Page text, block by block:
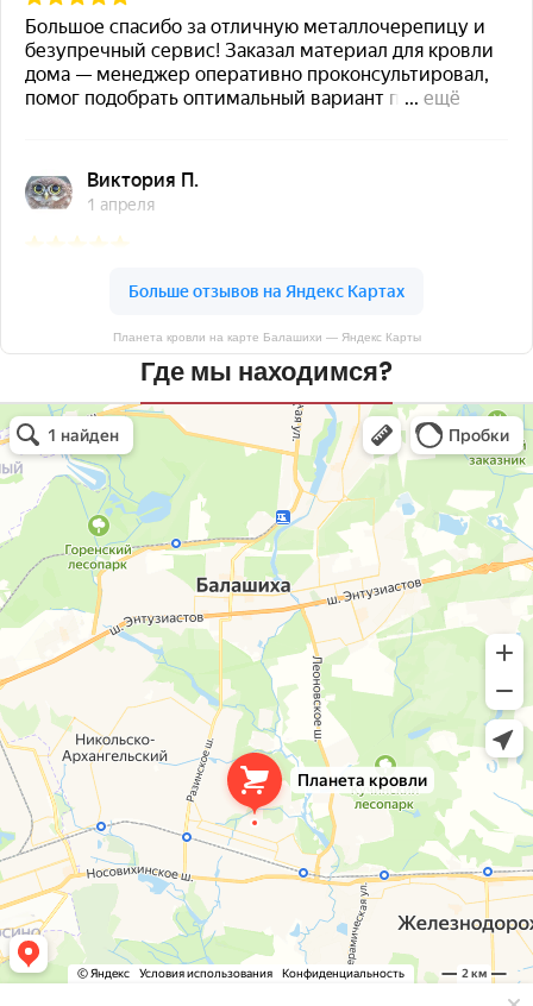
Планета кровли на карте Балашихи — Яндекс Карты
Где мы находимся?
Планета кровли
Кровля и кровельные материалы в Балашихе
Окна в Балашихе